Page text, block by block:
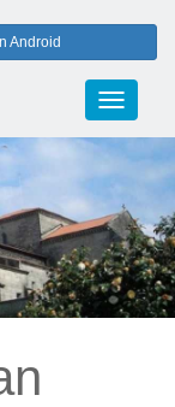
Android
Toggle